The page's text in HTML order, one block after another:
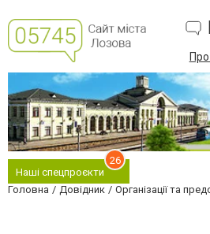
Наші спецпроєкти
26
Головна Довідник Організації та